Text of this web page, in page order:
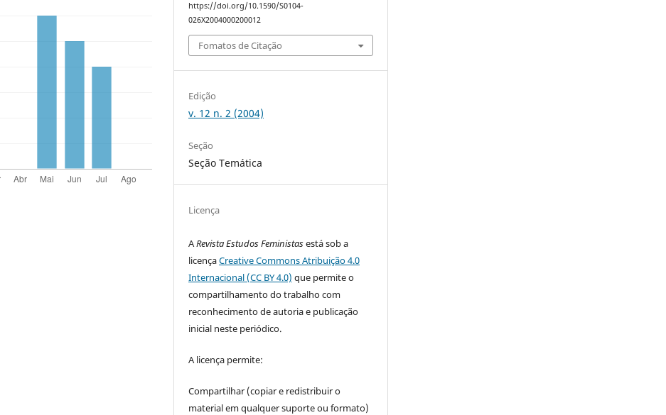
https://doi.org/10.1590/S0104-
026X2004000200012
Fomatos de Citação
Edição
v. 12 n. 2 (2004)
Seção
Seção Temática
Licença
ARevista Estudos Feministasestá sob a
licençaCreative Commons Atribuição 4.0
Internacional (CC BY 4.0) que permite o
compartilhamento do trabalho com
reconhecimento de autoria e publicação
inicial neste periódico.
A licença permite:
Compartilhar (copiar e redistribuir o
material em qualquer suporte ou formato)